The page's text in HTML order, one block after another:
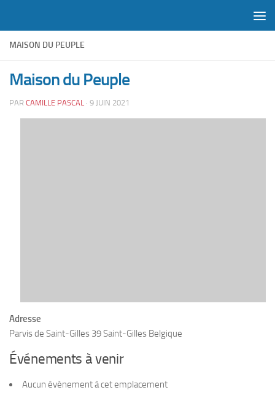
MAISON DU PEUPLE
Maison du Peuple
PAR CAMILLE PASCAL · 9 JUIN 2021
Adresse
Parvis de Saint-Gilles 39 Saint-Gilles Belgique
Événements à venir
Aucun évènement à cet emplacement